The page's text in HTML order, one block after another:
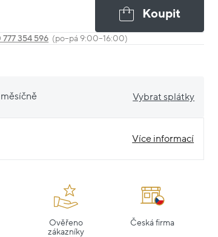
Koupit
777 354 596 (po–pá 9:00–16:00)
měsíčně Vybrat splátky
Více informací
Ověřeno
zákazníky
Česká firma